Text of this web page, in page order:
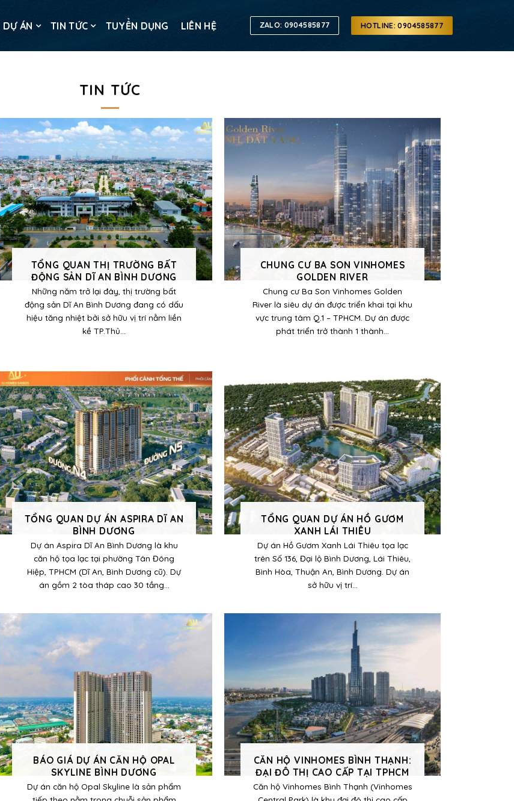
DỰ ÁN TIN TỨC TUYỂN DỤNG LIÊN HỆ ZALO: 0904585877 HOTLINE: 0904585877
TIN TỨC
TỔNG QUAN THỊ TRƯỜNG BẤT
ĐỘNG SẢN DĨ AN BÌNH DƯƠNG
Những năm trở lại đây, thị trường bất
động sản Dĩ An Bình Dương đang có dấu
hiệu tăng nhiệt bởi sở hữu vị trí nằm liền
kề TP.Thủ...
CHUNG CƯ BA SON VINHOMES
GOLDEN RIVER
Chung cư Ba Son Vinhomes Golden
River là siêu dự án được triển khai tại khu
vực trung tâm Q.1 – TPHCM. Dự án được
phát triển trở thành 1 thành...
TỔNG QUAN DỰ ÁN ASPIRA DĨ AN
BÌNH DƯƠNG
Dự án Aspira Dĩ An Bình Dương là khu
căn hộ tọa lạc tại phường Tân Đông
Hiệp, TPHCM (Dĩ An, Bình Dương cũ). Dự
án gồm 2 tòa tháp cao 30 tầng...
TỔNG QUAN DỰ ÁN HỒ GƯƠM
XANH LÁI THIÊU
Dự án Hồ Gươm Xanh Lái Thiêu tọa lạc
trên Số 136, Đại lộ Bình Dương, Lái Thiêu,
Bình Hòa, Thuận An, Bình Dương. Dự án
sở hữu vị trí...
BÁO GIÁ DỰ ÁN CĂN HỘ OPAL
SKYLINE BÌNH DƯƠNG
Dự án căn hộ Opal Skyline là sản phẩm
CĂN HỘ VINHOMES BÌNH THẠNH:
ĐẠI ĐÔ THỊ CAO CẤP TẠI TPHCM
Căn hộ Vinhomes Bình Thạnh (Vinhomes